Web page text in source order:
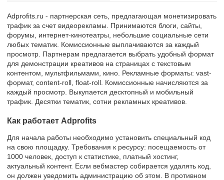
Adprofits.ru - партнерская сеть, предлагающая монетизировать
трафик за счет видеорекламы. Принимаются блоги, сайты,
форумы, интернет-кинотеатры, небольшие социальные сети
любых тематик. Комиссионные выплачиваются за каждый
просмотр. Партнерам предлагается выбрать удобный формат
для демонстрации креативов на страницах с текстовым
контентом, мультфильмами, кино. Рекламные форматы: vast-
формат, content-roll, float-roll. Комиссионные начисляются за
каждый просмотр. Выкупается десктопный и мобильный
трафик. Десятки тематик, сотни рекламных креативов.
Как работает Adprofits
Для начала работы необходимо установить специальный код
на свою площадку. Требования к ресурсу: посещаемость от
1000 человек, доступ к статистике, платный хостинг,
актуальный контент. Если вебмастер собирается удалять код,
он должен уведомить администрацию об этом. В противном